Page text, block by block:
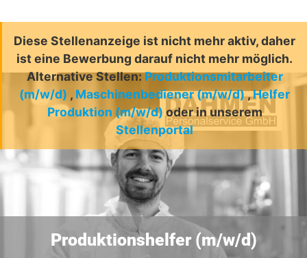
Diese Stellenanzeige ist nicht mehr aktiv, daher
ist eine Bewerbung darauf nicht mehr möglich.
Alternative Stellen:Produktionsmitarbeiter
(m/w/d) , Maschinenbediener (m/w/d),Helfer
Produktion (m/w/d) oder in unserem
Stellenportal
Produktionshelfer (m/w/d)